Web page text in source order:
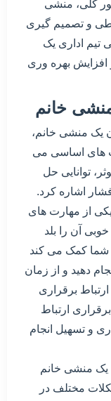
کلی، منشی
و تصمیم گیری
تیم اداری یک
بهره وری
خانم
یک منشی خانم،
های اساسی می
توانایی حل
اشاره کرد.
از مهارت های
آن را بلد
شما کمک می کند
دهید و از زمان
برقراری
ارتباط
و تسهیل انجام
یک منشی خانم
مختلف در